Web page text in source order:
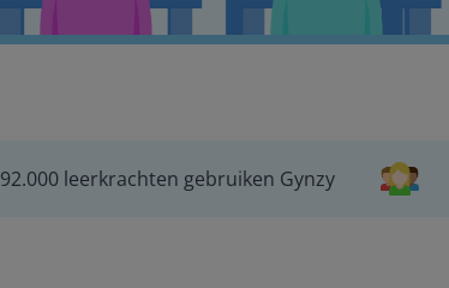
92.000 leerkrachten gebruiken Gynzy